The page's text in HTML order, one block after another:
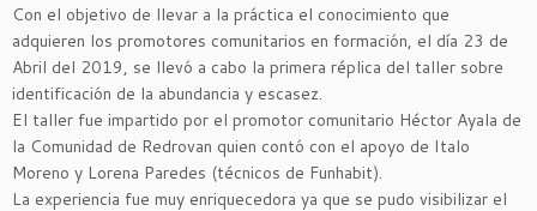
Con el objetivo de llevar a la práctica el conocimiento que
adquieren los promotores comunitarios en formación, el día 23 de
Abril del 2019, se llevó a cabo la primera réplica del taller sobre
identificación de la abundancia y escasez.
El taller fue impartido por el promotor comunitario Héctor Ayala de
la Comunidad de Redrovan quien contó con el apoyo de Italo
Moreno y Lorena Paredes (técnicos de Funhabit).
La experiencia fue muy enriquecedora ya que se pudo visibilizar el